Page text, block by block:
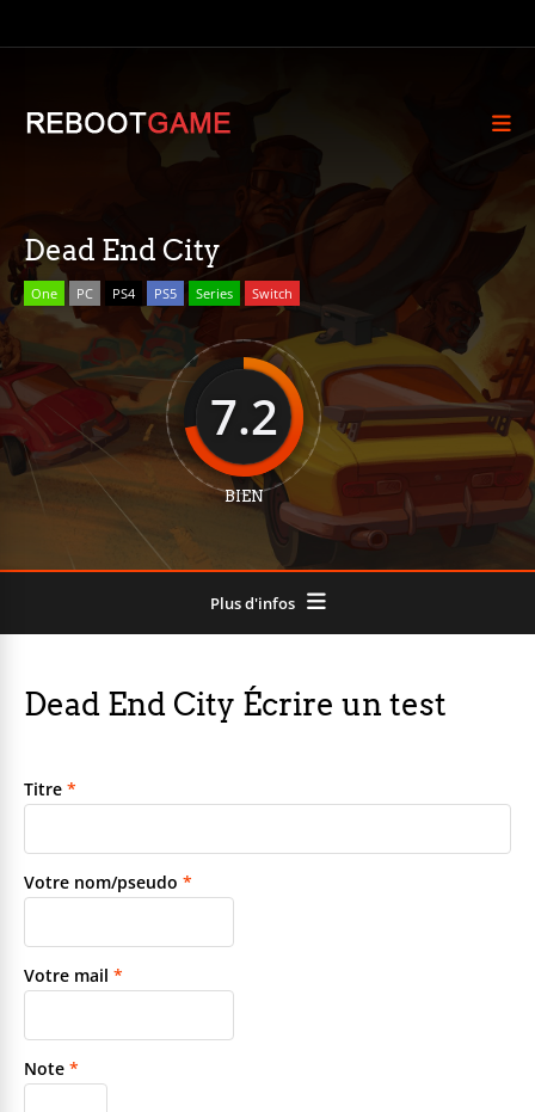
Dead End City
One PC PS4 PS5 Series Switch
7.2
BIEN
Plus d'infos
Dead End City Écrire un test
Titre *
Votre nom/pseudo *
Votre mail *
Note *